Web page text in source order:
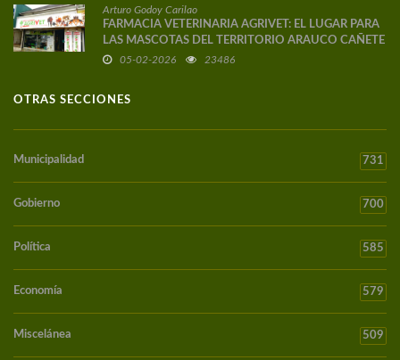
Arturo Godoy Carilao
FARMACIA VETERINARIA AGRIVET: EL LUGAR PARA
LAS MASCOTAS DEL TERRITORIO ARAUCO CAÑETE
05-02-2026 23486
OTRAS SECCIONES
Municipalidad 731
Gobierno 700
Política 585
Economía 579
Miscelánea 509